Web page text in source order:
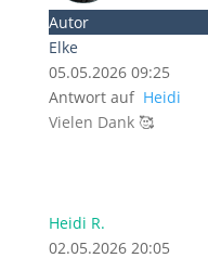
Autor
Elke
05.05.2026 09:25
Antwort auf Heidi
Vielen Dank 🥰
Heidi R.
02.05.2026 20:05